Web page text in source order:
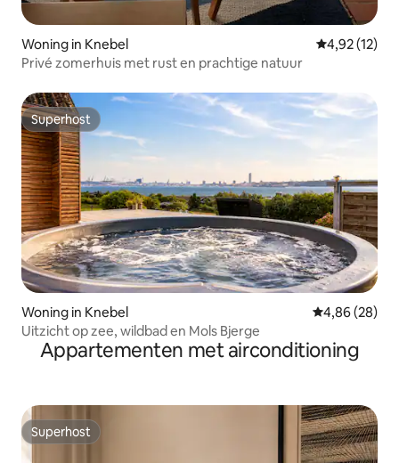
Woning in Knebel Gemiddelde
4,92 (12)
Privé zomerhuis met rust en prachtige natuur
Superhost
Superhost
Woning in Knebel Gemiddelde
4,86 (28)
Uitzicht op zee, wildbad en Mols Bjerge
Appartementen met airconditioning
Superhost
Superhost